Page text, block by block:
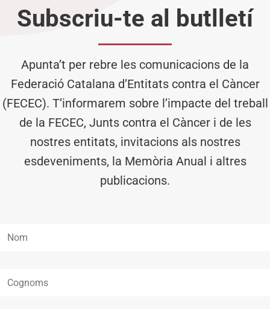
Subscriu-te al butlletí
Apunta’t per rebre les comunicacions de la
Federació Catalana d’Entitats contra el Càncer
(FECEC). T’informarem sobre l’impacte del treball
de la FECEC, Junts contra el Càncer i de les
nostres entitats, invitacions als nostres
esdeveniments, la Memòria Anual i altres
publicacions.